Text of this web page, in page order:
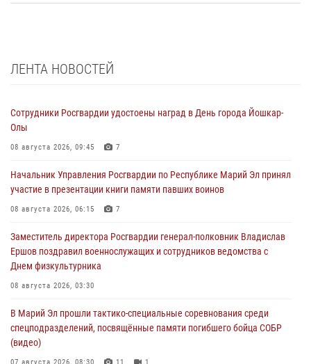
ЛЕНТА НОВОСТЕЙ
Сотрудники Росгвардии удостоены наград в День города Йошкар-
Олы
08 августа 2026, 09:45 7
Начальник Управления Росгвардии по Республике Марий Эл принял
участие в презентации книги памяти павших воинов
08 августа 2026, 06:15 7
Заместитель директора Росгвардии генерал-полковник Владислав
Ершов поздравил военнослужащих и сотрудников ведомства с
Днем физкультурника
08 августа 2026, 03:30
В Марий Эл прошли тактико-специальные соревнования среди
спецподразделений, посвящённые памяти погибшего бойца СОБР
(видео)